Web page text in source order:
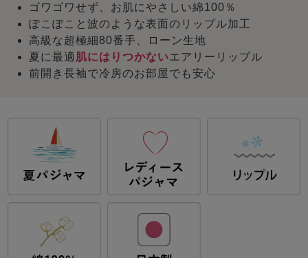
ゴワゴワせず、お肌にやさしい綿100％
ぽこぽこと波のような表面のリップル加工
高級な超極細80番手、ローン生地
夏に最適肌にはりつかないエアリーリップル
前開き長袖で冷房のお部屋でも安心